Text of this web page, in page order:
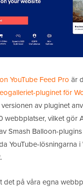
YouTube Feed Pro är
pluginet för
av pluginet
webbplatser, vilket gör
Smash Balloon-
YouTube-lösningarna i
det på våra egna